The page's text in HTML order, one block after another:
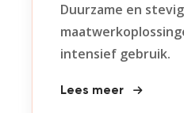
Duurzame en
intensief gebruik.
Lees meer